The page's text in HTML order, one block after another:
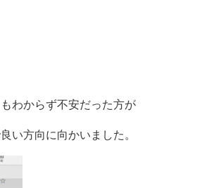
わからず不安だった方が
い方向に向かいました。